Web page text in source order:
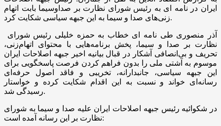
ایران در نامه ای به رئیس شورای نظارت بر صداوسیما بابت اتهام
زنی‌های صدا و سیما به این جبهه سیاسی شکایت کرد.
نظارت بر صدا و سیما، پخش برنامه‌هایی با محتوای اتهام‌زنی،
تحریف و بی‌انصافی آشکار در قبال بیانیه اخیر جبهه اصلاحات ایران
موسوم به آشتی ملی را بدون فراهم کردن فرصت پاسخگویی برای
این جبهه سیاسی، جانبدارانه، تخریبی و فاقد اصول حرفه‌ای
رسانه‌ای خواند و نسبت به این اقدام شکایت کرده و خواستار
رسیدگی شد.
در شکوائیه رئیس جبهه اصلاحات ایران علیه صدا و سیما به شورای
نظارت بر این رسانه آمده است: